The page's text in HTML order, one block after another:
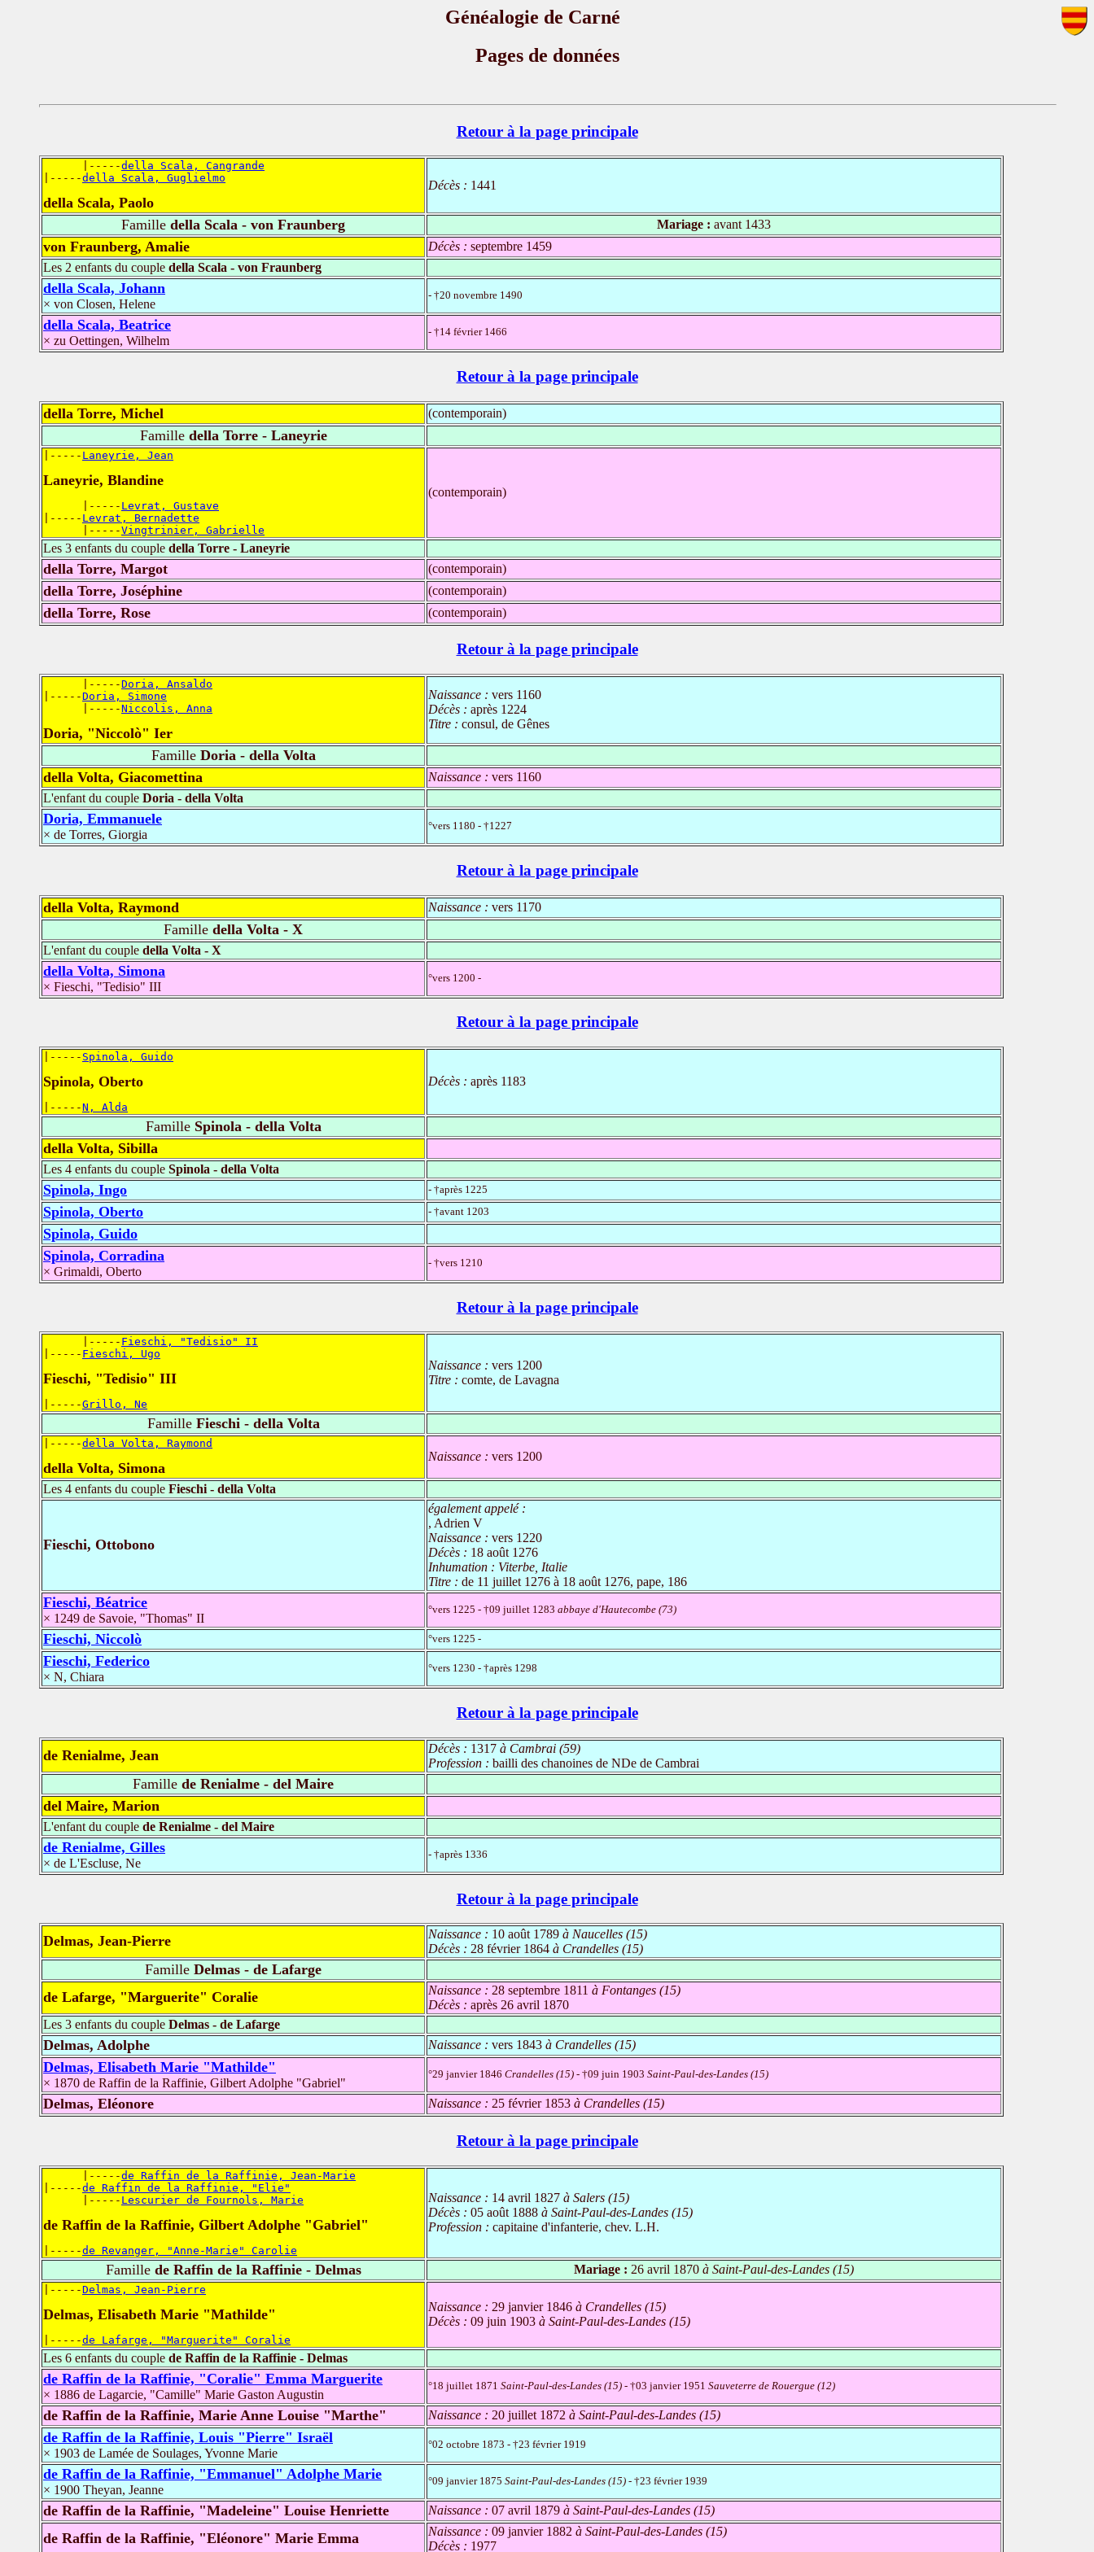
Généalogie de Carné
Pages de données
Retour à la page principale
      |-----
della Scala, Cangrande
|-----della Scala, Guglielmo
della Scala, Paolo
Décès : 1441
Famille della Scala - von Fraunberg Mariage : avant 1433
von Fraunberg, Amalie Décès : septembre 1459
Les 2 enfants du couple della Scala - von Fraunberg
della Scala, Johann
× von Closen, Helene
- †20 novembre 1490
della Scala, Beatrice
× zu Oettingen, Wilhelm
- †14 février 1466
Retour à la page principale
della Torre, Michel (contemporain)
Familledella Torre - Laneyrie
|----- Laneyrie, Jean
Laneyrie, Blandine
      |-----
Levrat, Gustave
|----- Levrat, Bernadette
      |-----
Vingtrinier, Gabrielle
(contemporain)
Les 3 enfants du couple della Torre - Laneyrie
della Torre, Margot (contemporain)
della Torre, Joséphine (contemporain)
della Torre, Rose (contemporain)
Retour à la page principale
      |-----
Doria, Ansaldo
|-----Doria, Simone
      |-----
Niccolis, Anna
Doria, "Niccolò" Ier
Naissance : vers 1160
Décès : après 1224
Titre : consul, de Gênes
FamilleDoria - della Volta
della Volta, Giacomettina
Naissance : vers 1160
L'enfant du couple Doria - della Volta
Doria, Emmanuele
× de Torres, Giorgia
°vers 1180 - †1227
Retour à la page principale
della Volta, Raymond Naissance : vers 1170
Famille della Volta - X
L'enfant du couple della Volta - X
della Volta, Simona
× Fieschi, "Tedisio" III
°vers 1200 -
Retour à la page principale
|----- Spinola, Guido
Spinola, Oberto
|-----N, Alda
Décès : après 1183
FamilleSpinola - della Volta
della Volta, Sibilla
Les 4 enfants du couple Spinola - della Volta
Spinola, Ingo - †après 1225
Spinola, Oberto - †avant 1203
Spinola, Guido
Spinola, Corradina
× Grimaldi, Oberto
- †vers 1210
Retour à la page principale
      |-----
Fieschi, "Tedisio" II
|----- Fieschi, Ugo
Fieschi, "Tedisio" III
|-----Grillo, Ne
Naissance : vers 1200
Titre : comte, de Lavagna
FamilleFieschi - della Volta
|-----della Volta, Raymond
della Volta, Simona
Naissance : vers 1200
Les 4 enfants du couple Fieschi - della Volta
Fieschi, Ottobono
également appelé :
, Adrien V
Naissance : vers 1220
Décès : 18 août 1276
Inhumation : Viterbe, Italie
Titre : de 11 juillet 1276 à 18 août 1276, pape, 186
Fieschi, Béatrice
× 1249 de Savoie, "Thomas" II
°vers 1225 - †09 juillet 1283 abbaye d'Hautecombe (73)
Fieschi, Niccolò °vers 1225 -
Fieschi, Federico
× N, Chiara
°vers 1230 - †après 1298
Retour à la page principale
de Renialme, Jean Décès : 1317 à Cambrai (59)
Profession : bailli des chanoines de NDe de Cambrai
Famille de Renialme - del Maire
del Maire, Marion
L'enfant du couple de Renialme - del Maire
de Renialme, Gilles
× de L'Escluse, Ne
- †après 1336
Retour à la page principale
Delmas, Jean-Pierre Naissance : 10 août 1789 à Naucelles (15)
Décès : 28 février 1864 à Crandelles (15)
Famille Delmas - de Lafarge
de Lafarge, "Marguerite" Coralie
Naissance : 28 septembre 1811 à Fontanges (15)
Décès : après 26 avril 1870
Les 3 enfants du couple Delmas - de Lafarge
Delmas, Adolphe Naissance : vers 1843 à Crandelles (15)
Delmas, Elisabeth Marie "Mathilde"
× 1870 de Raffin de la Raffinie, Gilbert Adolphe "Gabriel"
°29 janvier 1846 Crandelles (15) - †09 juin 1903 Saint-Paul-des-Landes (15)
Delmas, Eléonore Naissance : 25 février 1853 à Crandelles (15)
Retour à la page principale
      |-----
de Raffin de la Raffinie, Jean-Marie
|-----de Raffin de la Raffinie, "Elie"
      |-----
Lescurier de Fournols, Marie
de Raffin de la Raffinie, Gilbert Adolphe "Gabriel"
|-----de Revanger, "Anne-Marie" Carolie
Naissance : 14 avril 1827 à Salers (15)
Décès : 05 août 1888 à Saint-Paul-des-Landes (15)
Profession : capitaine d'infanterie, chev. L.H.
Famillede Raffin de la Raffinie - Delmas Mariage : 26 avril 1870 à Saint-Paul-des-Landes (15)
|-----Delmas, Jean-Pierre
Delmas, Elisabeth Marie "Mathilde"
|-----de Lafarge, "Marguerite" Coralie
Naissance : 29 janvier 1846 à Crandelles (15)
Décès : 09 juin 1903 à Saint-Paul-des-Landes (15)
Les 6 enfants du couple de Raffin de la Raffinie - Delmas
de Raffin de la Raffinie, "Coralie" Emma Marguerite
× 1886 de Lagarcie, "Camille" Marie Gaston Augustin
°18 juillet 1871 Saint-Paul-des-Landes (15) - †03 janvier 1951 Sauveterre de Rouergue (12)
de Raffin de la Raffinie, Marie Anne Louise "Marthe" Naissance : 20 juillet 1872 à Saint-Paul-des-Landes (15)
de Raffin de la Raffinie, Louis "Pierre" Israël
× 1903 de Lamée de Soulages, Yvonne Marie
°02 octobre 1873 - †23 février 1919
de Raffin de la Raffinie, "Emmanuel" Adolphe Marie
× 1900 Theyan, Jeanne
°09 janvier 1875 Saint-Paul-des-Landes (15) - †23 février 1939
de Raffin de la Raffinie, "Madeleine" Louise Henriette Naissance : 07 avril 1879 à Saint-Paul-des-Landes (15)
de Raffin de la Raffinie, "Eléonore" Marie Emma Naissance : 09 janvier 1882 à Saint-Paul-des-Landes (15)
Décès : 1977